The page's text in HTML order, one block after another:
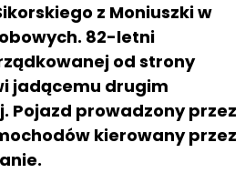
z Moniuszki w
82-letni
od strony
jadącemu drugim
Pojazd prowadzony przez
kierowany przez